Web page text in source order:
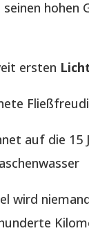
hohen
ersten
auf die 15
wird